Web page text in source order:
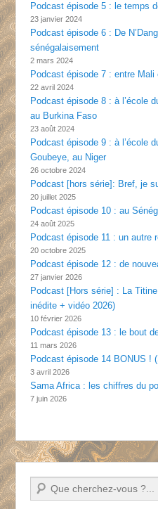
Podcast épisode 5 : le temps
23 janvier 2024
Podcast épisode 6 : De
sénégalaisement
2 mars 2024
Podcast épisode 7 : entre
22 avril 2024
Podcast épisode 8 : à l’école
au Burkina Faso
23 août 2024
Podcast épisode 9 : à l’école
Goubeye, au Niger
26 octobre 2024
Podcast [hors série]: Bref, je
20 juillet 2025
Podcast épisode 10 : au
24 août 2025
Podcast épisode 11 : un autre
20 octobre 2025
Podcast épisode 12 : de
27 janvier 2026
Podcast [Hors série] : La
inédite + vidéo 2026)
10 février 2026
Podcast épisode 13 : le bout
11 mars 2026
Podcast épisode 14 BONUS !
3 avril 2026
Sama Africa : les chiffres du
7 juin 2026
Recherche